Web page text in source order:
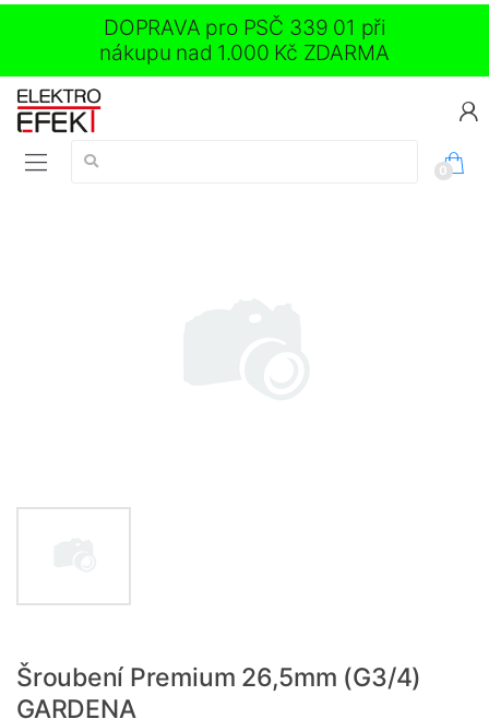
DOPRAVA pro PSČ 339 01 při
nákupu nad 1.000 Kč ZDARMA
Vyhledávání:
0
Šroubení Premium 26,5mm (G3/4)
GARDENA